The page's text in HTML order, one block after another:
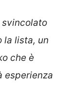
svincolato
la lista, un
che è
esperienza